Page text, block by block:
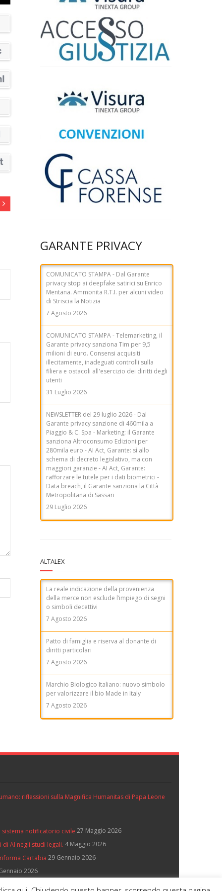
GARANTE PRIVACY
COMUNICATO STAMPA - Telemarketing, il
Garante privacy sanziona Tim per 9,5
milioni di euro. Consensi acquisiti
illecitamente, inadeguati controlli sulla
filiera e ostacoli all'esercizio dei diritti degli
utenti
NEWSLETTER del 29 luglio 2026 - Dal
Garante privacy sanzione di 460mila a
Piaggio & C. Spa - Marketing: il Garante
sanziona Altroconsumo Edizioni per
280mila euro - AI Act, Garante: sì allo
schema di decreto legislativo, ma con
maggiori garanzie - AI Act, Garante:
rafforzare le tutele per i dati biometrici -
Data breach, il Garante sanziona la Città
Metropolitana di Sassari
29 Luglio 2026
COMUNICATO STAMPA - Dal Garante
privacy stop ai deepfake satirici su Enrico
Mentana. Ammonita R.T.I. per alcuni video
di Striscia la Notizia
7 Agosto 2026
ALTALEX
La reale indicazione della provenienza
della merce non esclude l’impiego di segni
o simboli decettivi
7 Agosto 2026
Patto di famiglia e riserva al donante di
diritti particolari
7 Agosto 2026
Marchio Biologico Italiano: nuovo simbolo
per valorizzare il bio Made in Italy
7 Agosto 2026
riflessioni sulla Magnifica Humanitas di Papa Leone
notificatorio civile 27 Maggio 2026
di AI negli studi legali. 4 Maggio 2026
Cartabia 29 Gennaio 2026
2026